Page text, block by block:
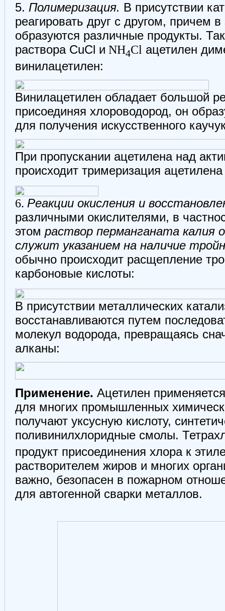
5. Полимеризация. В присутствии
реагировать друг с другом, причем
образуются различные продукты.
раствора CuCl и NH4Cl ацетилен
винилацетилен:
Винилацетилен обладает большой
присоединяя хлороводород, он
для получения искусственного
При пропускании ацетилена над
происходит тримеризация
6. Реакции окисления и
различными окислителями, в
этом раствор перманганата калия
служит указанием на наличие
обычно происходит расщепление
карбоновые кислоты:
В присутствии металлических
восстанавливаются путем
молекул водорода, превращаясь
алканы:
Применение. Ацетилен
для многих промышленных
получают уксусную кислоту,
поливинилхлоридные смолы.
продукт присоединения хлора к
растворителем жиров и многих
важно, безопасен в пожарном
для автогенной сварки металлов.